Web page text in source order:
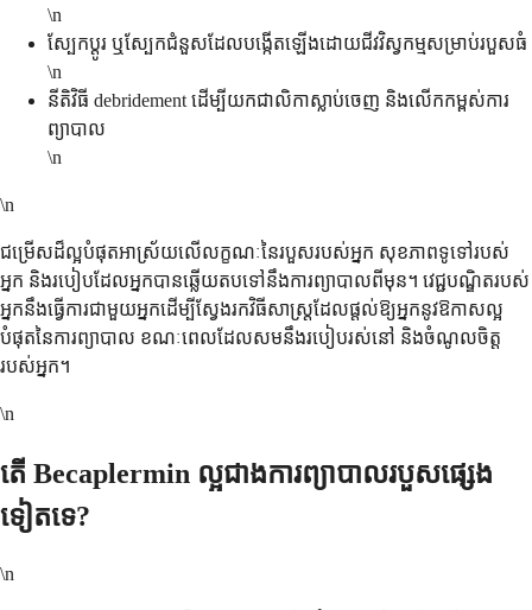
\n
ស្បែកប្តូរ ឬស្បែកជំនួសដែលបង្កើតឡើងដោយជីវវិស្វកម្មសម្រាប់របួសធំ
\n
នីតិវិធី debridement ដើម្បីយកជាលិកាស្លាប់ចេញ និងលើកកម្ពស់ការ
ព្យាបាល
\n
\n
ជម្រើសដ៏ល្អបំផុតអាស្រ័យលើលក្ខណៈនៃរបួសរបស់អ្នក សុខភាពទូទៅរបស់
អ្នក និងរបៀបដែលអ្នកបានឆ្លើយតបទៅនឹងការព្យាបាលពីមុន។ វេជ្ជបណ្ឌិតរបស់
អ្នកនឹងធ្វើការជាមួយអ្នកដើម្បីស្វែងរកវិធីសាស្រ្តដែលផ្តល់ឱ្យអ្នកនូវឱកាសល្អ
បំផុតនៃការព្យាបាល ខណៈពេលដែលសមនឹងរបៀបរស់នៅ និងចំណូលចិត្ត
របស់អ្នក។
\n
តើ Becaplermin ល្អជាងការព្យាបាលរបួសផ្សេង
ទៀតទេ?
\n